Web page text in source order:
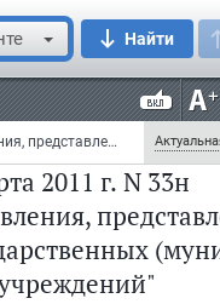
Найти
Приказ Минфина РФ от 25 марта 2011 г. N 33н "Об утверждении Инструкции о порядке составления, представления годовой, квартальной бухгалтерской отчетности государственных (муниципальных) бюджетных и автономных учреждений" (с изменениями и дополнениями)
2011 г. N 33н